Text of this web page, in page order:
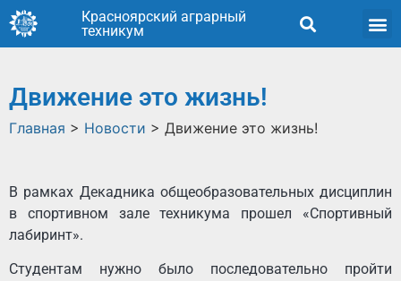
Красноярский аграрный
техникум
Движение это жизнь!
Главная > Новости > Движение это жизнь!
В рамках Декадника общеобразовательных дисциплин
в спортивном зале техникума прошел «Спортивный
лабиринт».
Студентам нужно было последовательно пройти